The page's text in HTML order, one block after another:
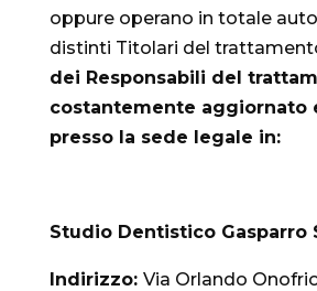
oppure operano in totale
distinti Titolari del
dei Responsabili del
costantemente aggiornato
presso la sede legale in:
Studio Dentistico Gasparro
Indirizzo: Via Orlando